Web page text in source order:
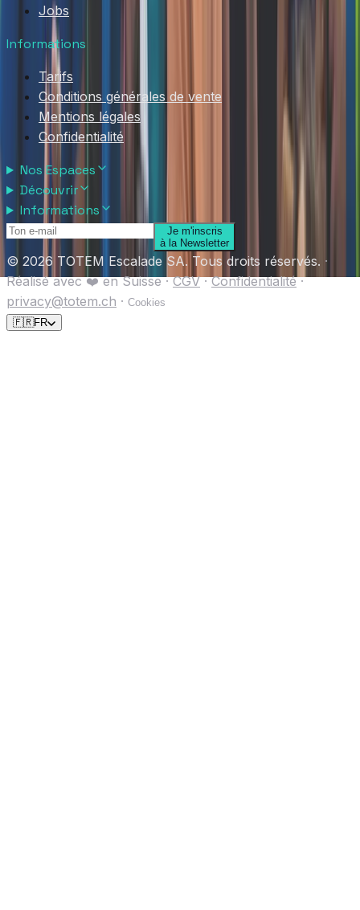
Jobs
Informations
Tarifs
Conditions générales de vente
Mentions légales
Confidentialité
Nos Espaces
Découvrir
Informations
Je m'inscris
à la Newsletter
© 2026 TOTEM Escalade SA. Tous droits réservés. ·
Réalisé avec ❤️ en Suisse·CGV·Confidentialité·
privacy@totem.ch · Cookies
🇫🇷FR